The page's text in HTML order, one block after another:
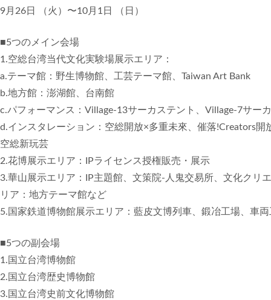
9月26日 （火）〜10月1日 （日）
■5つのメイン会場
1.空総台湾当代文化実験場展示エリア：
a.テーマ館：野生博物館、工芸テーマ館、Taiwan Art Bank
b.地方館：澎湖館、台南館
c.パフォーマンス：Village-13サーカステント、Village-7サー
d.インスタレーション：空総開放×多重未來、催落!Creators開
空総新玩芸
2.花博展示エリア：IPライセンス授権販売・展示
3.華山展示エリア：IP主題館、文策院-人鬼交易所、文化クリ
リア：地方テーマ館など
5.国家鉄道博物館展示エリア：藍皮文博列車、鍛冶工場、車
■5つの副会場
1.国立台湾博物館
2.国立台湾歴史博物館
3.国立台湾史前文化博物館